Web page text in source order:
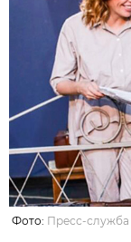
Фото: Пресс-служба